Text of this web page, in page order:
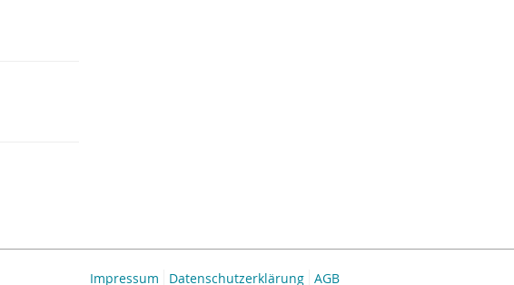
AGB
Datenschutzerklärung
Impressum